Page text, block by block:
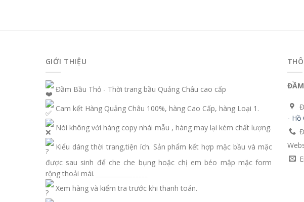
GIỚI THIỆU
Đầm Bầu Thỏ - Thời trang bầu Quảng Châu cao cấp
Cam kết Hàng Quảng Châu 100%, hàng Cao Cấp, hàng Loại 1.
Nói không với hàng copy nhái mẫu , hàng may lại kém chất lượng.
Kiểu dáng thời trang,tiện ích. Sản phẩm kết hợp mặc bầu và mặc
được sau sinh để che che bụng hoặc chị em béo mập mặc form
rộng thoải mái.
Xem hàng và kiểm tra trước khi thanh toán.
- Hồ